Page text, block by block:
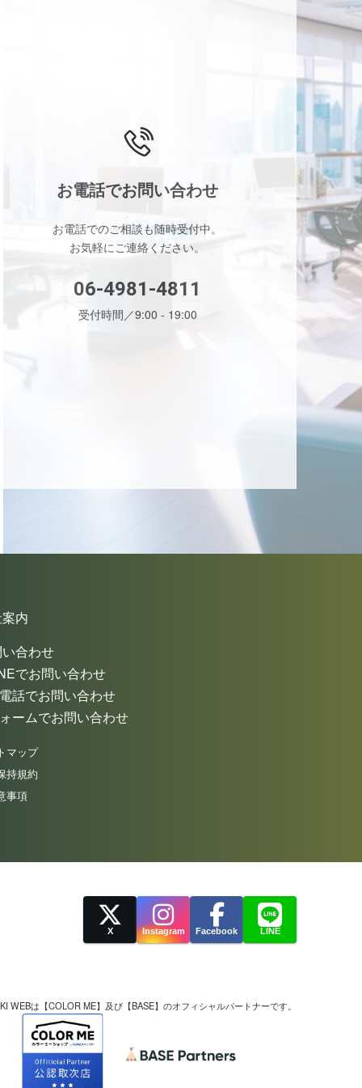
お電話でお問い合わせ
お電話でのご相談も随時受付中。
お気軽にご連絡ください。
06-4981-4811
受付時間／9:00 - 19:00
内
合わせ
でお問い合わせ
話でお問い合わせ
ームでお問い合わせ
マップ
持規約
事項
X Instagram Facebook LINE
WEBは【COLOR ME】及び【BASE】のオフィシャルパートナーです。